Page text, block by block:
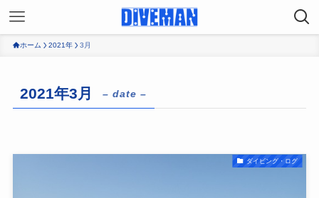
ホーム 2021年 3月
2021年3月 – date –
ダイビング・ログ